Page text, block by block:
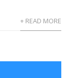
+ READ MORE